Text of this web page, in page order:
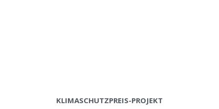
KLIMASCHUTZPREIS-PROJEKT